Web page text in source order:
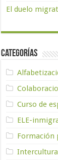
El duelo
Categorías
Curso de
ELE-
Formación